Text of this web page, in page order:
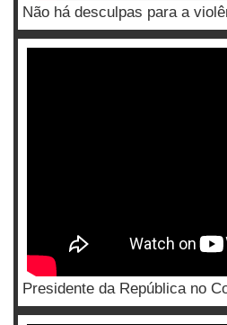
Não há desculpas para a
Presidente da República no